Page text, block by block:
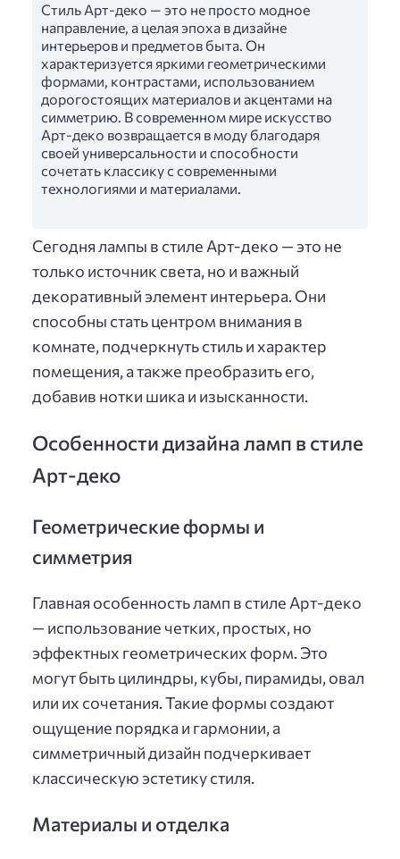
Стиль Арт-деко — это не просто модное
направление, а целая эпоха в дизайне
интерьеров и предметов быта. Он
характеризуется яркими геометрическими
формами, контрастами, использованием
дорогостоящих материалов и акцентами на
симметрию. В современном мире искусство
Арт-деко возвращается в моду благодаря
своей универсальности и способности
сочетать классику с современными
технологиями и материалами.
Сегодня лампы в стиле Арт-деко — это не
только источник света, но и важный
декоративный элемент интерьера. Они
способны стать центром внимания в
комнате, подчеркнуть стиль и характер
помещения, а также преобразить его,
добавив нотки шика и изысканности.
Особенности дизайна ламп в стиле
Арт-деко
Геометрические формы и
симметрия
Главная особенность ламп в стиле Арт-деко
— использование четких, простых, но
эффектных геометрических форм. Это
могут быть цилиндры, кубы, пирамиды, овал
или их сочетания. Такие формы создают
ощущение порядка и гармонии, а
симметричный дизайн подчеркивает
классическую эстетику стиля.
Материалы и отделка